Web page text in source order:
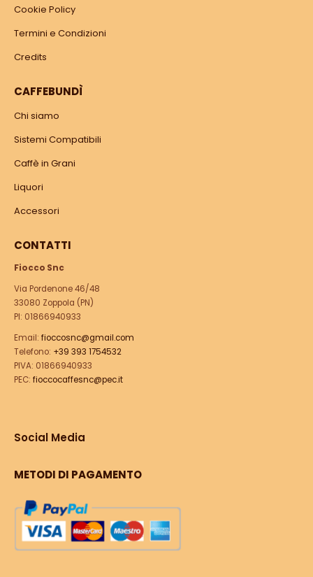
Cookie Policy
Termini e Condizioni
Credits
CAFFEBUNDÌ
Chi siamo
Sistemi Compatibili
Caffè in Grani
Liquori
Accessori
CONTATTI
Fiocco Snc
Via Pordenone 46/48
33080 Zoppola (PN)
PI: 01866940933
Email: fioccosnc@gmail.com
Telefono: +39 393 1754532
PIVA: 01866940933
PEC: fioccocaffesnc@pec.it
Social Media
METODI DI PAGAMENTO